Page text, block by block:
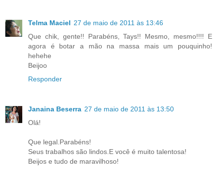
Telma Maciel 27 de maio de 2011 às 13:46
Que chik, gente!! Parabéns, Tays!! Mesmo, mesmo!!!! E
agora é botar a mão na massa mais um pouquinho!
hehehe
Beijoo
Responder
Janaina Beserra 27 de maio de 2011 às 13:50
Olá!
Que legal.Parabéns!
Seus trabalhos são lindos.E você é muito talentosa!
Beijos e tudo de maravilhoso!